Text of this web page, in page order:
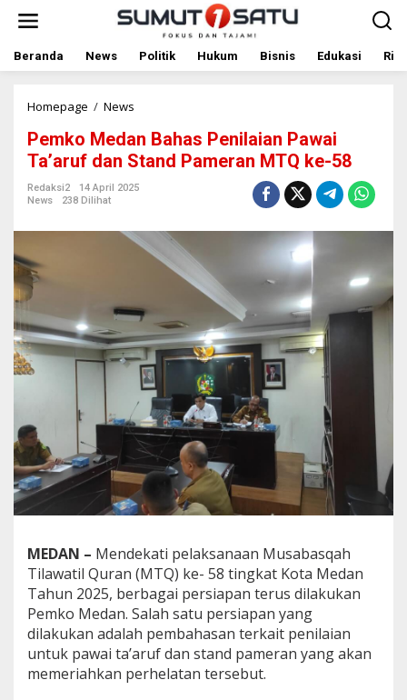
t
Beranda News Politik Hukum Bisnis Edukasi
Homepage / News
m
k
o
M
a
h
a
s
P
e
n
i
l
a
a
n
P
a
a
i
T
a
'
a
u
f
Pemko Medan Bahas Penilaian Pawai
Ta’aruf dan Stand Pameran MTQ ke-58
Redaksi2
14 April 2025
News
238 Dilihat
MEDAN – Mendekati pelaksanaan Musabasqah
Tilawatil Quran (MTQ) ke- 58 tingkat Kota Medan
Tahun 2025, berbagai persiapan terus dilakukan
Pemko Medan. Salah satu persiapan yang
dilakukan adalah pembahasan terkait penilaian
untuk pawai ta’aruf dan stand pameran yang akan
memeriahkan perhelatan tersebut.